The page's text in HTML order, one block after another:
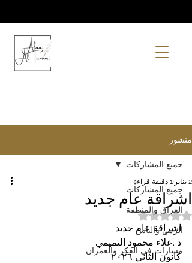
منشور
جميع المشاركات
العراق والمنطقة
الزمن والناس
مسارات في الفكر والعمران
جميع المشاركات
اشراقة عام جديد
2 يناير 1 دقيقة قراءة
تم التقييم بـ ليس رقمًا من أصل 5 نجوم.
اشراقة عام جديد
د .علاء محمود التميمي
كانون الثاني ٢٠٢٦